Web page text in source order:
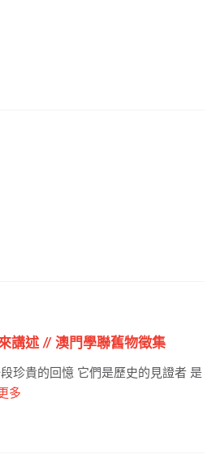
講述 // 澳門學聯舊物徵集
珍貴的回憶 它們是歷史的見證者 是
多